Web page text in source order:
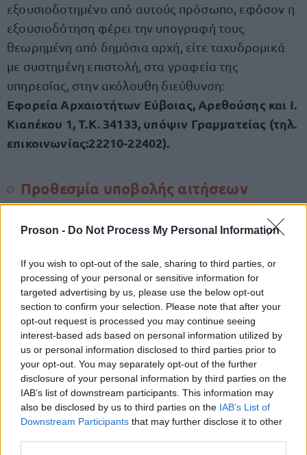
Proson - Do Not Process My Personal Information
If you wish to opt-out of the sale, sharing to third parties, or
processing of your personal or sensitive information for
targeted advertising by us, please use the below opt-out
section to confirm your selection. Please note that after your
opt-out request is processed you may continue seeing
interest-based ads based on personal information utilized by
us or personal information disclosed to third parties prior to
your opt-out. You may separately opt-out of the further
disclosure of your personal information by third parties on the
IAB’s list of downstream participants. This information may
also be disclosed by us to third parties on the IAB’s List of
Downstream Participants that may further disclose it to other
εξουσιοδοτημένο από αυτούς πρόσωπο, εφόσον η
εξουσιοδότηση φέρει την υπογραφή τους
θεωρημένη από δημόσια αρχή, είτε ταχυδρομικά
με συστημένη επιστολή, στα γραφεία της
υπηρεσίας, στην ακόλουθη διεύθυνση:
Εφορεία Αρχαιοτήτων Εύβοιας, Αρεθούσης και Ι.
Κιαπέκου 1, Τ.Κ. 34133, υπόψιν Γραμματείας (τηλ.
επικοινωνίας:22210-22402).
Προθεσμία υποβολής αιτήσεων
κλείνουν» το Σάββατο
23 Δεκεμβρίου 2023.
Η προκήρυξη
Επιμέλεια: Νάντια Βαβουράκη
ΑΣΕΠ: Πιστοποίηση Αγγλικών σε
μόνο 2 ημέρες στα χέρια σας